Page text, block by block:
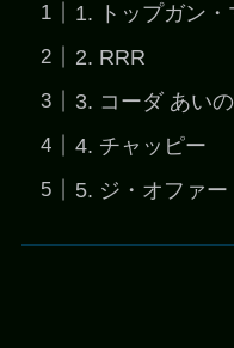
1. トップガン
2. RRR
3. コーダ あい
4. チャッピー
5. ジ・オファー